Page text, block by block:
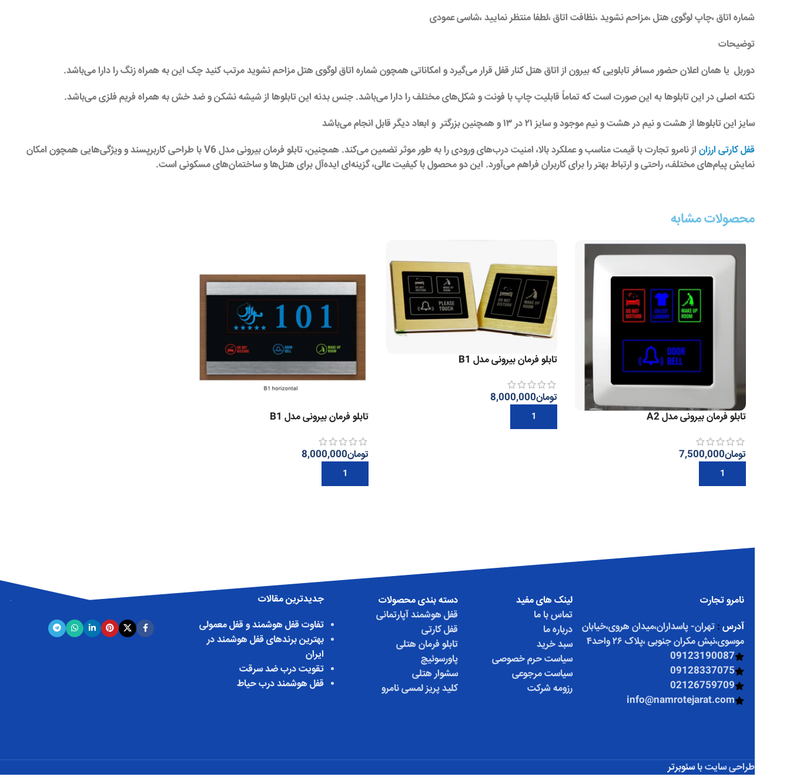
شماره اتاق ،چاپ لوگوی هتل ،مزاحم نشوید ،نظافت اتاق ،لطفا منتظر نمایید ،شاسیعمودی
توضیحات
دوربل یا همان اعلان حضور مسافر تابلویی که بیرون از اتاق هتل کنار قفل قرار می‌گیرد و امکاناتی همچون شماره اتاق لوگوی هتل مزاحم نشوید مرتب کنید چک این به همراه زنگ را دارا می‌باشد.
نکته اصلی در این تابلوها به این صورت است که تماماً قابلیت چاپ با فونت و شکل‌های مختلف را دارا می‌باشد. جنس بدنه این تابلوها از شیشه نشکن و ضد خش به همراه فریم فلزی می‌باشد.
سایز این تابلوها از هشت و نیم در هشت و نیم موجود و سایز ۲۱ در ۱۳ و همچنین بزرگتر و ابعاد دیگر قابل انجام می‌باشد
قفل کارتی ارزان
از نامرو تجارت با قیمت مناسب و عملکرد بالا، امنیت درب‌های ورودی را به طور موثر تضمین می‌کند. همچنین، تابلو فرمان بیرونی مدل V6 با طراحی کاربرپسند و ویژگی‌هایی همچون امکان
نمایش پیام‌های مختلف، راحتی و ارتباط بهتر را برای کاربران فراهم می‌آورد. این دو محصول با کیفیت عالی، گزینه‌ای ایده‌آل برای هتل‌ها و ساختمان‌های مسکونی است.
محصولات مشابه
تابلو فرمان بیرونی مدل A2
تومان7,500,000
افزودن به سبد خرید
تابلو فرمان بیرونی مدل B1
تومان8,000,000
افزودن به سبد خرید تابلو فرمان بیرونی مدل B1
تومان8,000,000
افزودن به سبد خرید
نامرو تجارت
آدرس : تهران- پاسداران،میدان هروی،خیابان
موسوی،نبش مکران جنوبی ،پلاک ۲۶ واحد۴
09123190087
09128337075
02126759709
info@namrotejarat.com
لینک های مفید
تماس با ما
درباره ما
سبد خرید
سیاست حرم خصوصی
سیاست مرجوعی
رزومه شرکت
دسته بندی محصولات
قفل هوشمند آپارتمانی
قفل کارتی
تابلو فرمان هتلی
پاورسوئیچ
سشوار هتلی
کلید پریز لمسی نامرو
جدیدترین مقالات
تفاوت قفل هوشمند و قفل معمولی
بهترین برندهای قفل هوشمند در
ایران
تقویت درب ضد سرقت
قفل هوشمند درب حیاط
طراحی سایت باسئوبرتر